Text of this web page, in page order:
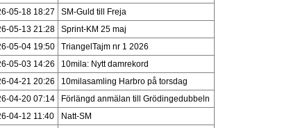
05-18 18:27
SM-Guld till Freja
05-13 21:28
Sprint-KM 25 maj
05-04 19:50
TriangelTajm nr 1 2026
05-03 14:26
10mila: Nytt damrekord
04-21 20:26
10milasamling Harbro på torsdag
04-20 07:14
Förlängd anmälan till Grödingedubbeln
04-12 11:40
Natt-SM